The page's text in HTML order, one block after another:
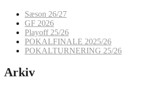
Sæson 26/27
GF 2026
Playoff 25/26
POKALFINALE 2025/26
POKALTURNERING 25/26
Arkiv